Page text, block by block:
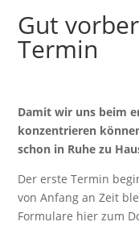
Gut
Termin
Damit wir uns beim
konzentrieren
schon in Ruhe zu
Der erste Termin
von Anfang an Zeit
Formulare hier zum